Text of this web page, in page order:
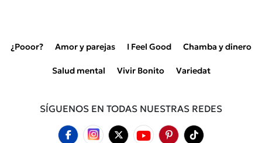
¿Pooor? Amor y parejas I Feel Good Chamba y dinero
Salud mental Vivir Bonito Variedat
SÍGUENOS EN TODAS NUESTRAS REDES